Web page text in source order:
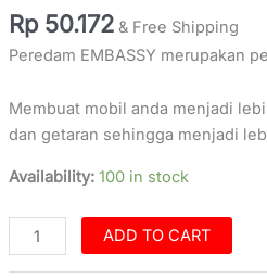
Rp 50.172 & Free Shipping
Peredam EMBASSY merupakan
Membuat mobil anda menjadi
dan getaran sehingga menjadi
Availability: 100 in stock
ADD TO CART